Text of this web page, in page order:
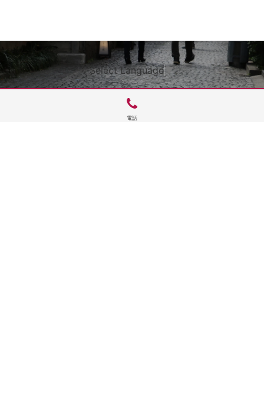
Select Language▼
電話